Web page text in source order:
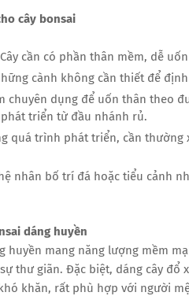
cây bonsai
cần có phần thân mềm, dễ
cành không cần thiết để
chuyên dụng để uốn thân theo
triển từ đầu nhánh rủ.
quá trình phát triển, cần thường
nhân bố trí đá hoặc tiểu cảnh
dáng huyền
huyền mang năng lượng mềm
thư giãn. Đặc biệt, dáng cây
khăn, rất phù hợp với người